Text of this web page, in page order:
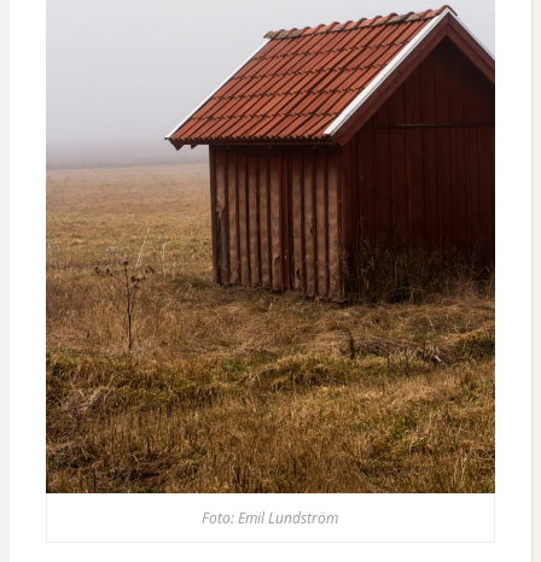
Foto: Emil Lundström